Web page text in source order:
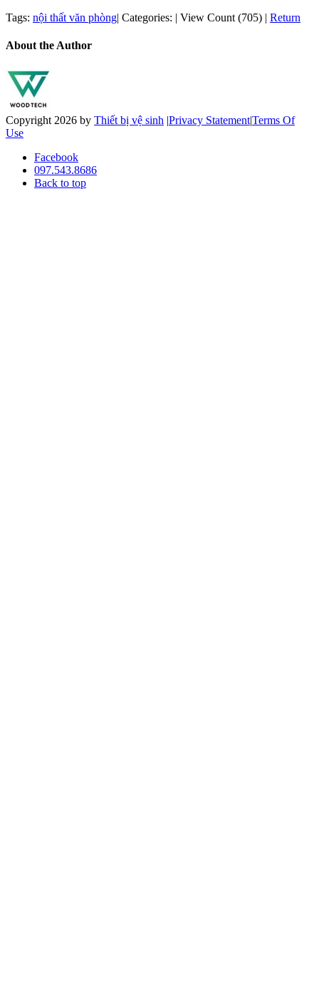
Tags: nội thất văn phòng| Categories: | View Count (705) | Return
About the Author
Copyright 2026 by Thiết bị vệ sinh |Privacy Statement|Terms Of
Use
Facebook
097.543.8686
Back to top